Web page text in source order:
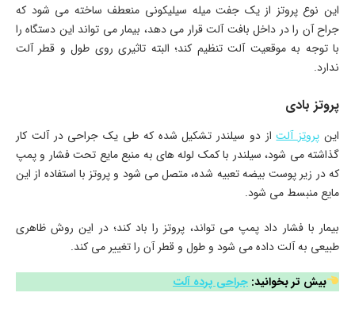
این نوع پروتز از یک جفت میله سیلیکونی منعطف ساخته می شود که
جراح آن را در داخل بافت آلت قرار می دهد، بیمار می تواند این دستگاه را
با توجه به موقعیت آلت تنظیم کند؛ البته تاثیری روی طول و قطر آلت
ندارد.
پروتز بادی
این پروتز آلتاز دو سیلندر تشکیل شده که طی یک جراحی در آلت کار
گذاشته می شود، سیلندر با کمک لوله های به منبع مایع تحت فشار و پمپ
که در زیر پوست بیضه تعبیه شده، متصل می شود و پروتز با استفاده از این
مایع منبسط می شود.
بیمار با فشار داد پمپ می تواند، پروتز را باد کند؛ در این روش ظاهری
طبیعی به آلت داده می شود و طول و قطر آن را تغییر می کند.
بیش تر بخوانید: جراحی پرده آلت